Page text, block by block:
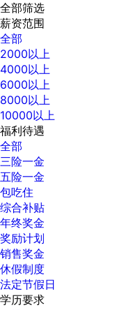
全部筛选
薪资范围
全部
2000以上
4000以上
6000以上
8000以上
10000以上
福利待遇
全部
三险一金
五险一金
包吃住
综合补贴
年终奖金
奖励计划
销售奖金
休假制度
法定节假日
学历要求